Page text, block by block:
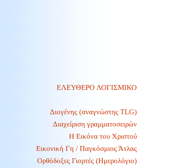
ΕΛΕΥΘΕΡΟ ΛΟΓΙΣΜΙΚΟ
Διογένης (αναγνώστης TLG)
Διαχείριση γραμματοσειρών
Η Εικόνα του Χριστού
Εικονική Γη / Παγκόσμιος Άτλας
Ορθόδοξες Γιορτές (Ημερολόγιο)